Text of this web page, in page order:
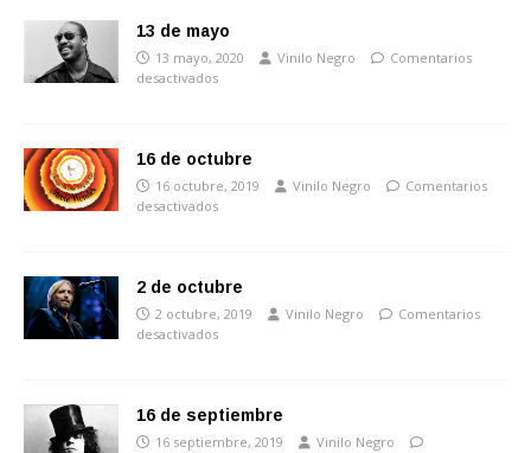
13 de mayo
13 mayo, 2020 Vinilo Negro
Comentarios
desactivados
16 de octubre
16 octubre, 2019 Vinilo Negro
Comentarios
desactivados
2 de octubre
2 octubre, 2019 Vinilo Negro
Comentarios
desactivados
16 de septiembre
16 septiembre, 2019 Vinilo Negro